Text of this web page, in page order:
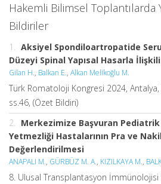
Hakemli Bilimsel Toplantılarda
Bildiriler
1. Aksiyel Spondiloartropatide
Düzeyi Spinal Yapısal Hasarla
Gilan H., Balkan E., Alkan Melikoğlu M.
Türk Romatoloji Kongresi 2024,
ss.46, (Özet Bildiri)
2. Merkezimize Başvuran
Yetmezliği Hastalarının Pra ve
Değerlendirilmesi
ANAPALI M., GÜRBÜZ M. A., KIZILKAYA M.,
8. Ulusal Transplantasyon İmmünolojisi